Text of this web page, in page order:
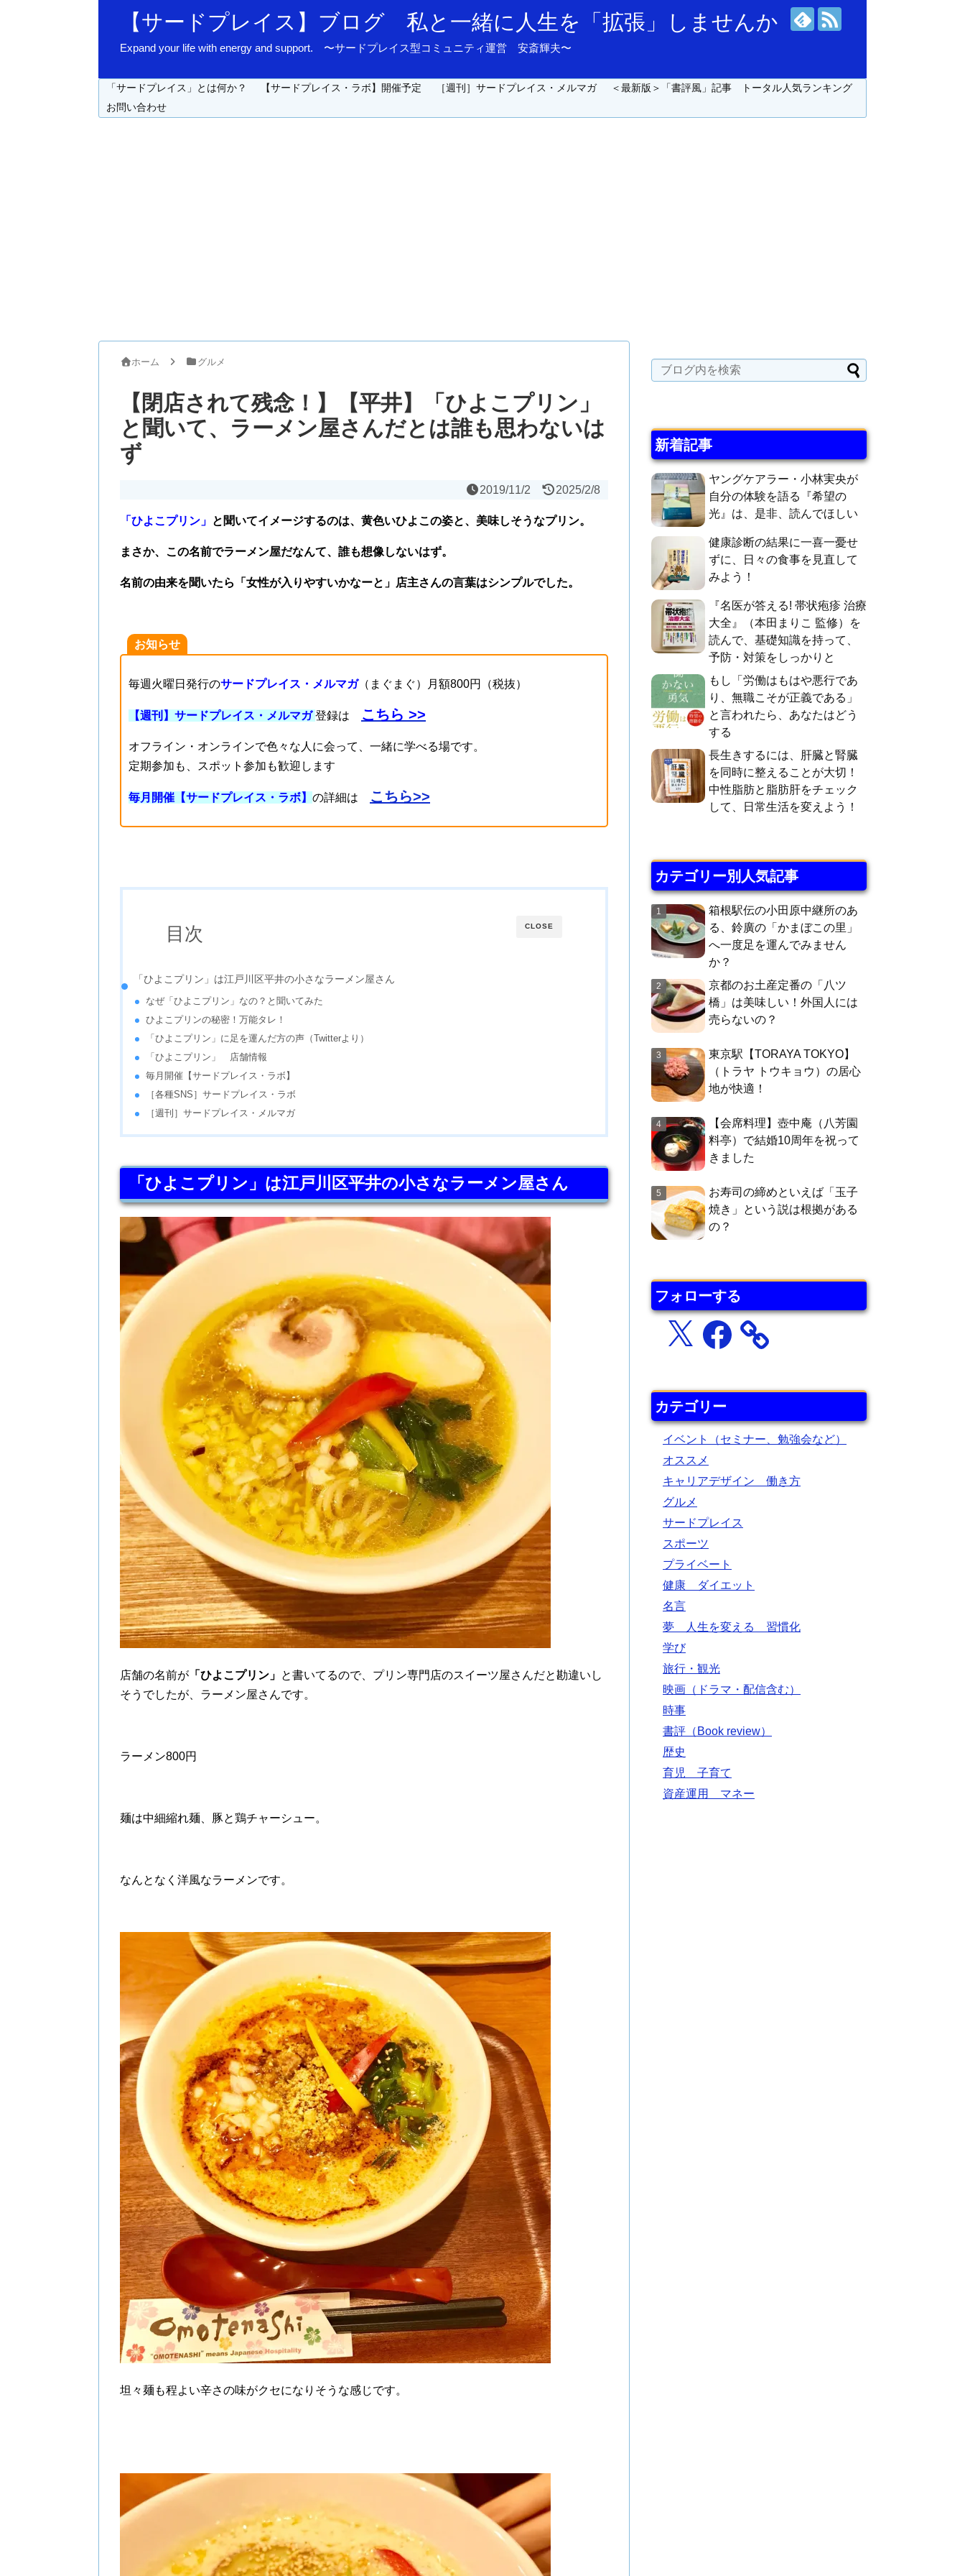
【サードプレイス】ブログ 私と一緒に人生を「拡張」しませんか
Expand your life with energy and support. 〜サードプレイス型コミュニティ運営 安斎輝夫〜
「サードプレイス」とは何か？ 【サードプレイス・ラボ】開催予定 ［週刊］サードプレイス・メルマガ
＜最新版＞「書評風」記事 トータル人気ランキング
お問い合わせ
ホーム グルメ
【閉店されて残念！】【平井】「ひよこプリン」
と聞いて、ラーメン屋さんだとは誰も思わないは
ず
2019/11/2 2025/2/8
「ひよこプリン」 と聞いてイメージするのは、黄色いひよこの姿と、美味しそうなプリン。
まさか、この名前でラーメン屋だなんて、誰も想像しないはず。
名前の由来を聞いたら「女性が入りやすいかなーと」店主さんの言葉はシンプルでした。
お知らせ
毎週火曜日発行のサードプレイス・メルマガ（まぐまぐ）月額800円（税抜）
【週刊】サードプレイス・メルマガ 登録は こちら >>
オフライン・オンラインで色々な人に会って、一緒に学べる場です。
定期参加も、スポット参加も歓迎します
毎月開催【サードプレイス・ラボ】 の詳細は こちら>>
CLOSE
目次
「ひよこプリン」は江戸川区平井の小さなラーメン屋さん
なぜ「ひよこプリン」なの？と聞いてみた
ひよこプリンの秘密！万能タレ！
「ひよこプリン」に足を運んだ方の声（Twitterより）
「ひよこプリン」 店舗情報
毎月開催【サードプレイス・ラボ】
［各種SNS］サードプレイス・ラボ
［週刊］サードプレイス・メルマガ
「ひよこプリン」は江戸川区平井の小さなラーメン屋さん
店舗の名前が 「ひよこプリン」 と書いてるので、プリン専門店のスイーツ屋さんだと勘違いし
そうでしたが、ラーメン屋さんです。
ラーメン800円
麺は中細縮れ麺、豚と鶏チャーシュー。
なんとなく洋風なラーメンです。
坦々麺も程よい辛さの味がクセになりそうな感じです。
新着記事
ヤングケアラー・小林実央が
自分の体験を語る『希望の
光』は、是非、読んでほしい
健康診断の結果に一喜一憂せ
ずに、日々の食事を見直して
みよう！
『名医が答える! 帯状疱疹 治療
大全』（本田まりこ 監修）を
読んで、基礎知識を持って、
予防・対策をしっかりと
もし「労働はもはや悪行であ
り、無職こそが正義である」
と言われたら、あなたはどう
する
長生きするには、肝臓と腎臓
を同時に整えることが大切！
中性脂肪と脂肪肝をチェック
して、日常生活を変えよう！
カテゴリー別人気記事
箱根駅伝の小田原中継所のあ
る、鈴廣の「かまぼこの里」
へ一度足を運んでみません
か？
京都のお土産定番の「八ツ
橋」は美味しい！外国人には
売らないの？
東京駅【TORAYA TOKYO】
（トラヤ トウキョウ）の居心
地が快適！
【会席料理】壺中庵（八芳園
料亭）で結婚10周年を祝って
きました
お寿司の締めといえば「玉子
焼き」という説は根拠がある
の？
フォローする
X Facebook
カテゴリー
イベント（セミナー、勉強会など）
オススメ
キャリアデザイン 働き方
グルメ
サードプレイス
スポーツ
プライベート
健康 ダイエット
名言
夢 人生を変える 習慣化
学び
旅行・観光
映画（ドラマ・配信含む）
時事
書評（Book review）
歴史
育児 子育て
資産運用 マネー